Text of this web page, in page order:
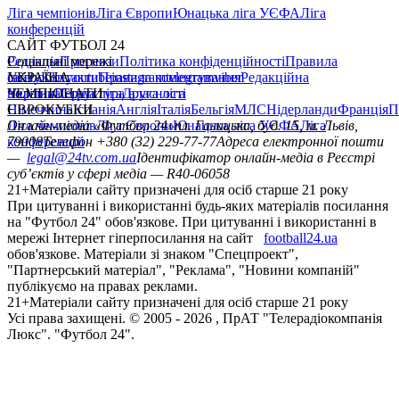
Ліга чемпіонівЛіга ЄвропиЮнацька ліга УЄФАЛіга
конференцій
САЙТ ФУТБОЛ 24
РедакціяПрогнозиПолітика конфіденційностіПравила
сайтуКонтактиПравила коментуванняРедакційна
політикаСтруктура власності
Соціальні мережі
facebookxyoutubeinstagramtelegramviber
УКРАЇНА
УкраїнаПерша лігаДруга ліга
ЧЕМПІОНАТИ
НімеччинаІспаніяАнгліяІталіяБельгіяМЛСНідерландиФранція
ЄВРОКУБКИ
Ліга чемпіонівЛіга ЄвропиЮнацька ліга УЄФАЛіга
конференцій
Онлайн-медіа «Футбол 24»пл. Галицька, буд. 15, м. Львів,
79008Телефон +380 (32) 229-77-77Адреса електронної пошти
— legal@24tv.com.uaІдентифікатор онлайн-медіа в Реєстрі
суб’єктів у сфері медіа — R40-06058
21+Матеріали сайту призначені для осіб старше 21 року
При цитуванні і використанні будь-яких матеріалів посилання
на "Футбол 24" обов'язкове. При цитуванні і використанні в
мережі Інтернет гіперпосилання на сайт
football24.ua
обов'язкове. Матеріали зі знаком "Спецпроект",
"Партнерський матеріал", "Реклама", "Новини компаній"
публікуємо на правах реклами.
21+Матеріали сайту призначені для осіб старше 21 року
Усi права захищенi. © 2005 - 2026 , ПрАТ "Телерадіокомпанія
Люкс". "Футбол 24".